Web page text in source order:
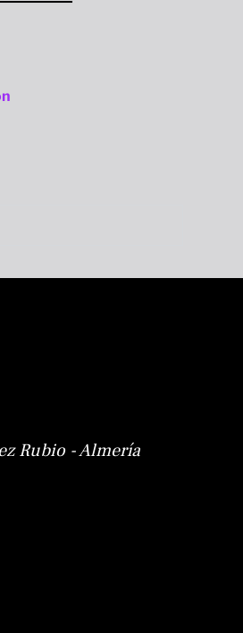
Rubio - Almería